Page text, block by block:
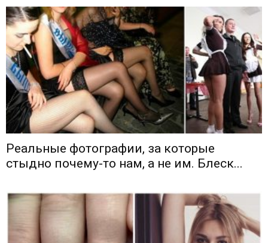
Реальные фотографии, за которые
стыдно почему-то нам, а не им. Блеск...